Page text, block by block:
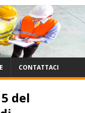
CONTATTACI
del